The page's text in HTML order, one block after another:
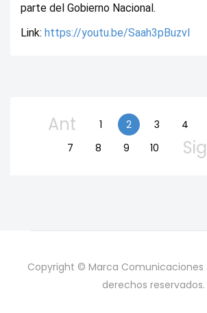
parte del Gobierno Nacional.
Link: https://youtu.be/Saah3pBuzvI
Ant 1 2 3 4
7
8 9 10
Copyright © Marca Comunicaciones
derechos reservados.